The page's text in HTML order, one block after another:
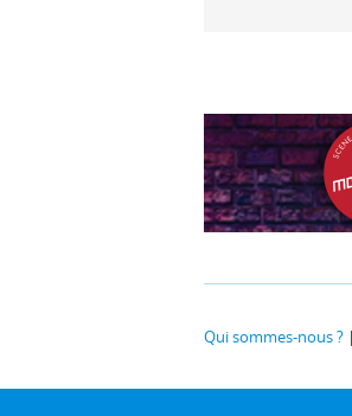
Qui sommes-nous ?